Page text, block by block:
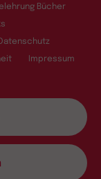
Bücher
Datenschutz
Impressum